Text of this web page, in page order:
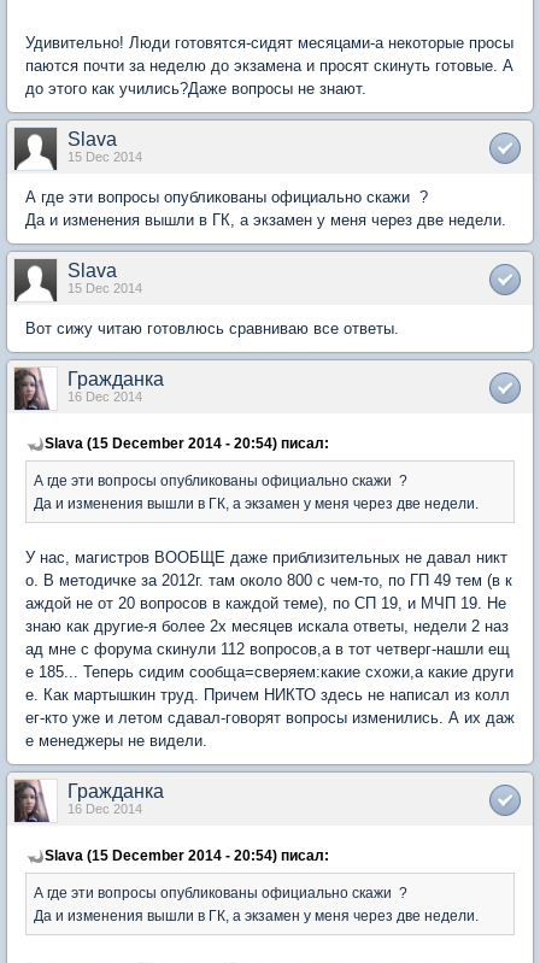
Удивительно! Люди готовятся-сидят месяцами-а некоторые просы
паются почти за неделю до экзамена и просят скинуть готовые. А
до этого как учились?Даже вопросы не знают.
Slava
15 Dec 2014
А где эти вопросы опубликованы официально скажи ?
Да и изменения вышли в ГК, а экзамен у меня через две недели.
Slava
15 Dec 2014
Вот сижу читаю готовлюсь сравниваю все ответы.
Гражданка
16 Dec 2014
Slava (15 December 2014 - 20:54) писал:
А где эти вопросы опубликованы официально скажи ?
Да и изменения вышли в ГК, а экзамен у меня через две недели.
У нас, магистров ВООБЩЕ даже приблизительных не давал никт
о. В методичке за 2012г. там около 800 с чем-то, по ГП 49 тем (в к
аждой не от 20 вопросов в каждой теме), по СП 19, и МЧП 19. Не
знаю как другие-я более 2х месяцев искала ответы, недели 2 наз
ад мне с форума скинули 112 вопросов,а в тот четверг-нашли ещ
е 185... Теперь сидим сообща=сверяем:какие схожи,а какие други
е. Как мартышкин труд. Причем НИКТО здесь не написал из колл
ег-кто уже и летом сдавал-говорят вопросы изменились. А их даж
е менеджеры не видели.
Гражданка
16 Dec 2014
Slava (15 December 2014 - 20:54) писал:
А где эти вопросы опубликованы официально скажи ?
Да и изменения вышли в ГК, а экзамен у меня через две недели.